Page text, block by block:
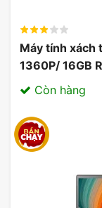
Máy tính xách
1360P/ 16GB
Còn hàng